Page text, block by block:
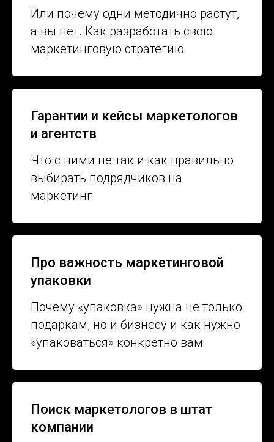
Или почему одни методично растут,
а вы нет. Как разработать свою
маркетинговую стратегию
Гарантии и кейсы маркетологов
и агентств
Что с ними не так и как правильно
выбирать подрядчиков на
маркетинг
Про важность маркетинговой
упаковки
Почему «упаковка» нужна не только
подаркам, но и бизнесу и как нужно
«упаковаться» конкретно вам
Поиск маркетологов в штат
компании